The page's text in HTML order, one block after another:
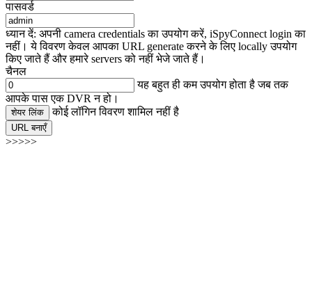
पासवर्ड
ध्यान दें: अपनी camera credentials का उपयोग करें, iSpyConnect login का
नहीं। ये विवरण केवल आपका URL generate करने के लिए locally उपयोग
किए जाते हैं और हमारे servers को नहीं भेजे जाते हैं।
चैनल
यह बहुत ही कम उपयोग होता है जब तक
आपके पास एक DVR न हो।
शेयर लिंक कोई लॉगिन विवरण शामिल नहीं है
URL बनाएँ
>>>>>